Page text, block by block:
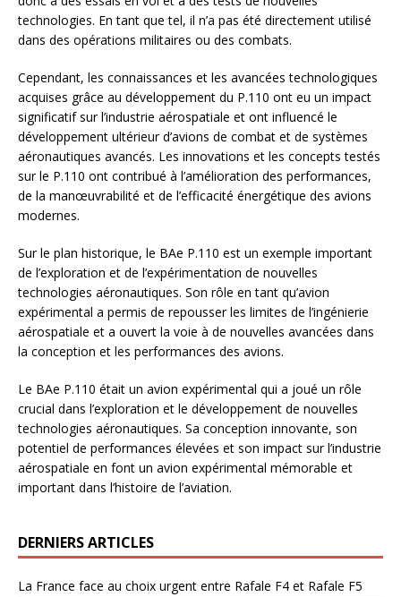
technologies. En tant que tel, il n’a pas été directement utilisé
dans des opérations militaires ou des combats.
Cependant, les connaissances et les avancées technologiques
acquises grâce au développement du P.110 ont eu un impact
significatif sur l’industrie aérospatiale et ont influencé le
développement ultérieur d’avions de combat et de systèmes
aéronautiques avancés. Les innovations et les concepts testés
sur le P.110 ont contribué à l’amélioration des performances,
de la manœuvrabilité et de l’efficacité énergétique des avions
modernes.
Sur le plan historique, le BAe P.110 est un exemple important
de l’exploration et de l’expérimentation de nouvelles
technologies aéronautiques. Son rôle en tant qu’avion
expérimental a permis de repousser les limites de l’ingénierie
aérospatiale et a ouvert la voie à de nouvelles avancées dans
la conception et les performances des avions.
Le BAe P.110 était un avion expérimental qui a joué un rôle
crucial dans l’exploration et le développement de nouvelles
technologies aéronautiques. Sa conception innovante, son
potentiel de performances élevées et son impact sur l’industrie
aérospatiale en font un avion expérimental mémorable et
important dans l’histoire de l’aviation.
DERNIERS ARTICLES
La France face au choix urgent entre Rafale F4 et Rafale F5